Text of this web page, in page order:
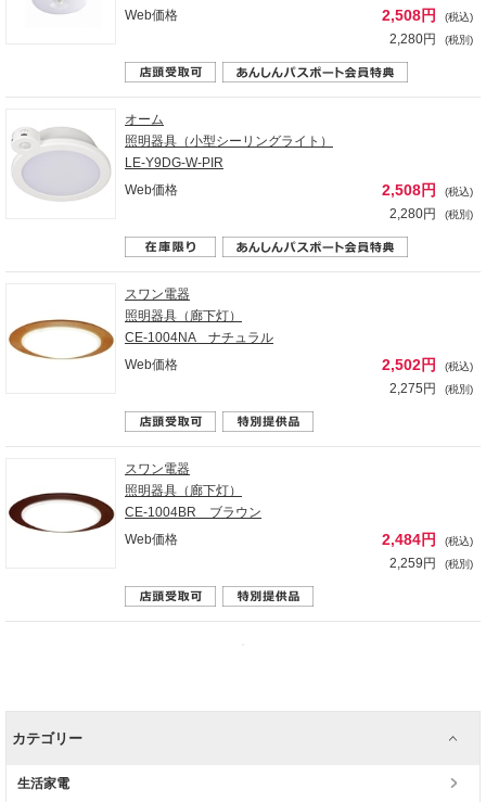
Web価格
2,508円 (税込)
2,280円 (税別)
オーム
照明器具（小型シーリングライト）
LE-Y9DG-W-PIR
Web価格
2,508円 (税込)
2,280円 (税別)
スワン電器
照明器具（廊下灯）
CE-1004NA ナチュラル
Web価格
2,502円 (税込)
2,275円 (税別)
スワン電器
照明器具（廊下灯）
CE-1004BR ブラウン
Web価格
2,484円 (税込)
2,259円 (税別)
カテゴリー
生活家電